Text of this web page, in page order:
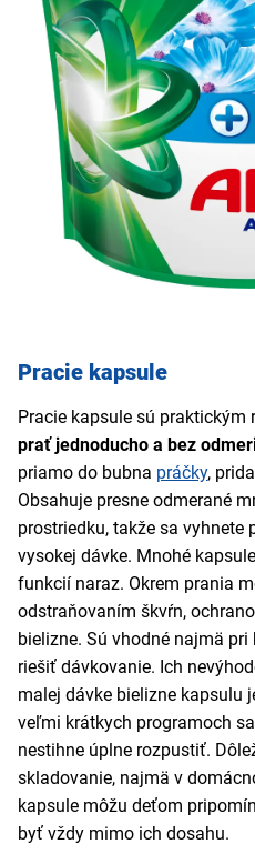
Pracie kapsule
Pracie kapsule sú praktickým
prať jednoducho a bez
priamo do bubna práčky,
Obsahuje presne odmerané
prostriedku, takže sa vyhnete
vysokej dávke. Mnohé
funkcií naraz. Okrem prania
odstraňovaním škvŕn,
bielizne. Sú vhodné najmä
riešiť dávkovanie. Ich
malej dávke bielizne kapsulu
veľmi krátkych programoch
nestihne úplne rozpustiť.
skladovanie, najmä v
kapsule môžu deťom
byť vždy mimo ich dosahu.